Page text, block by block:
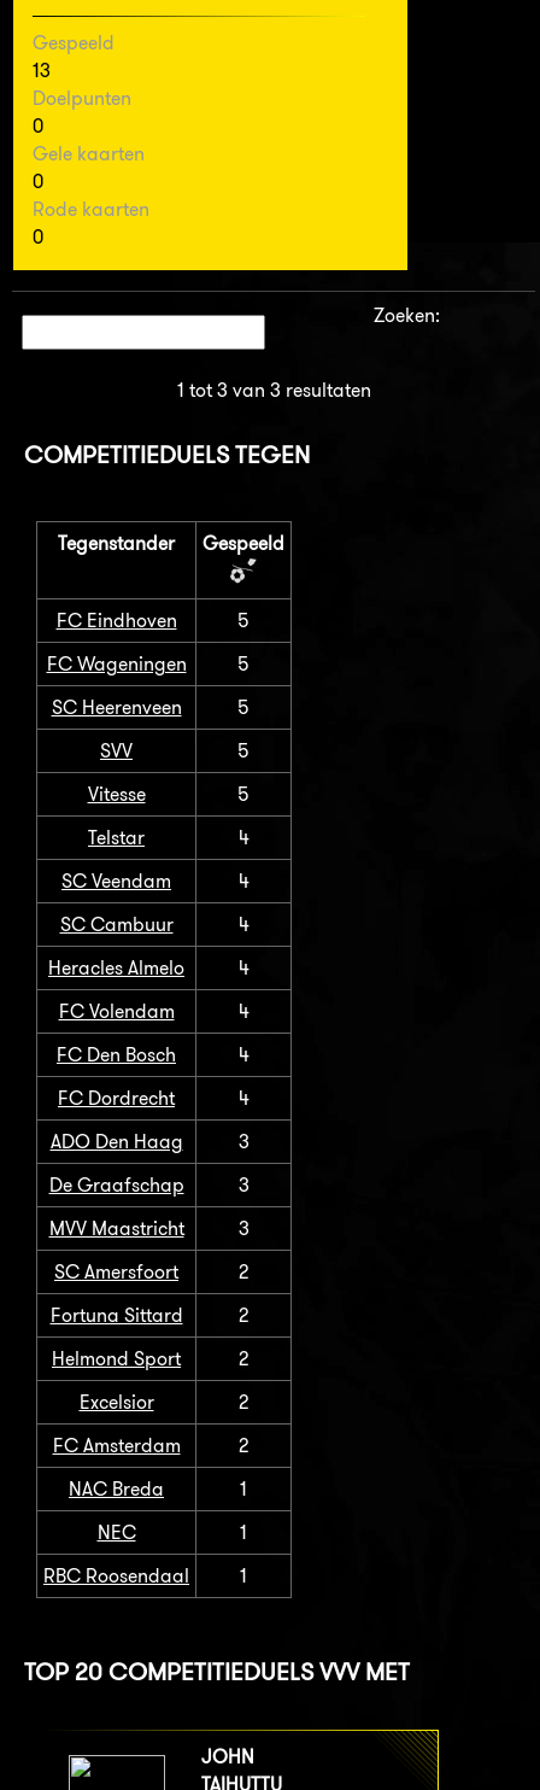
Gespeeld
13
Doelpunten
0
Gele kaarten
0
Rode kaarten
0
Zoeken:
1 tot 3 van 3 resultaten
COMPETITIEDUELS TEGEN
Tegenstander Gespeeld
FC Eindhoven
5
FC Wageningen
5
SC Heerenveen
5
SVV
5
Vitesse
5
Telstar
4
SC Veendam
4
SC Cambuur
4
Heracles Almelo
4
FC Volendam
4
FC Den Bosch
4
FC Dordrecht
4
ADO Den Haag
3
De Graafschap
3
MVV Maastricht
3
SC Amersfoort
2
Fortuna Sittard
2
Helmond Sport
2
Excelsior
2
FC Amsterdam
2
NAC Breda
1
NEC
1
RBC Roosendaal
1
TOP 20 COMPETITIEDUELS VVV MET
JOHN
TAIHUTTU